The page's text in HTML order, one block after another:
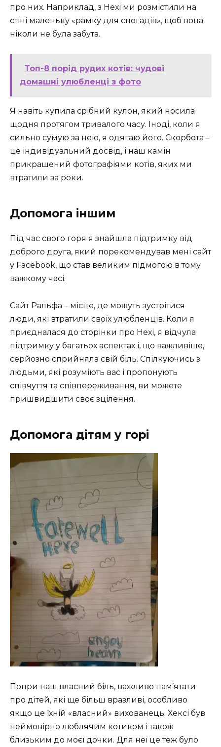
про них. Наприклад, з Hexi ми розмістили на
стіні маленьку «рамку для спогадів», щоб вона
ніколи не була забута.
Топ-8 порід рудих котів: чудові
домашні улюбленці з фото
Я навіть купила срібний кулон, який носила
щодня протягом тривалого часу. Іноді, коли я
сильно сумую за нею, я одягаю його. Скорбота –
це індивідуальний досвід, і наш камін
прикрашений фотографіями котів, яких ми
втратили за роки.
Допомога іншим
Під час свого горя я знайшла підтримку від
доброго друга, який порекомендував мені сайт
у Facebook, що став великим підмогою в тому
важкому часі.
Сайт Ральфа – місце, де можуть зустрітися
люди, які втратили своїх улюбленців. Коли я
приєдналася до сторінки про Hexi, я відчула
підтримку у багатьох аспектах і, що важливіше,
серйозно сприйняла свій біль. Спілкуючись з
людьми, які розуміють вас і пропонують
співчуття та співпереживання, ви можете
пришвидшити своє зцілення.
Допомога дітям у горі
Попри наш власний біль, важливо пам’ятати
про дітей, які ще більш вразливі, особливо
якщо це їхній «власний» вихованець. Хексі був
неймовірно люблячим котиком і також
близьким до моєї дочки. Для неї це теж було